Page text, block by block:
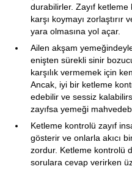
durabilirler. Zayıf
karşı koymayı zorlaştırır
yara olmasına yol açar.
Ailen akşam
enişten sürekli sinir
karşılık vermemek için
Ancak, iyi bir ketleme
edebilir ve sessiz
zayıfsa yemeği
Ketleme kontrolü zayıf
gösterir ve onlarla akıcı
zordur. Ketleme kontrolü
sorulara cevap verirken